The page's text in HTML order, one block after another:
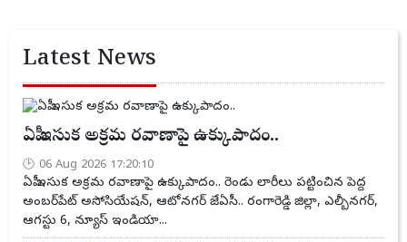
Latest News
ఏపీ ఇసుక అక్రమ రవాణాపై ఉక్కుపాదం..
06 Aug 2026 17:20:10
ఏపీ ఇసుక అక్రమ రవాణాపై ఉక్కుపాదం.. రెండు లారీలు పట్టించిన పెద్ద
అంబర్‌పేట్ అసోసియేషన్, ఆటోనగర్ జేఏసీ.. రంగారెడ్డి జిల్లా, ఎల్బీనగర్,
ఆగస్టు 6, న్యూస్ ఇండియా...